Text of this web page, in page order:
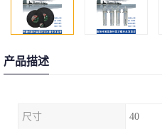
产品描述
尺寸 40